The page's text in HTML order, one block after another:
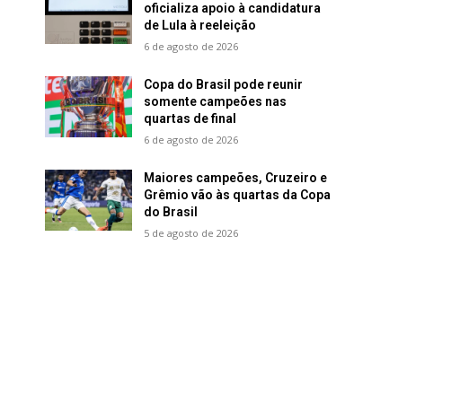
oficializa apoio à candidatura
de Lula à reeleição
6 de agosto de 2026
Copa do Brasil pode reunir
somente campeões nas
quartas de final
6 de agosto de 2026
Maiores campeões, Cruzeiro e
Grêmio vão às quartas da Copa
do Brasil
5 de agosto de 2026